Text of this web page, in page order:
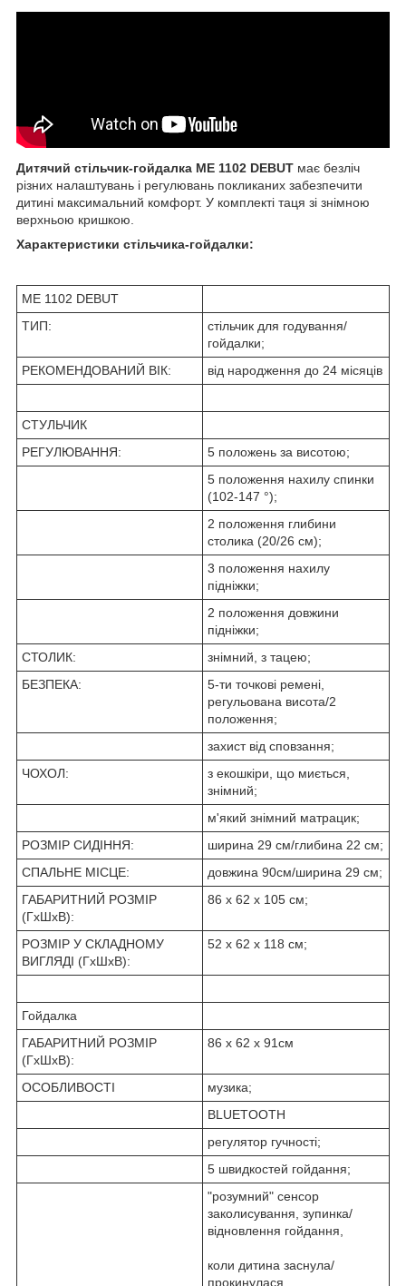
Дитячий стільчик-гойдалка ME 1102 DEBUT має безліч
різних налаштувань і регулювань покликаних забезпечити
дитині максимальний комфорт. У комплекті таця зі знімною
верхньою кришкою.
Характеристики стільчика-гойдалки:
ME 1102 DEBUT
ТИП:
стільчик для годування/
гойдалки;
РЕКОМЕНДОВАНИЙ ВІК:
від народження до 24 місяців
СТУЛЬЧИК
РЕГУЛЮВАННЯ:
5 положень за висотою;
5 положення нахилу спинки
(102-147 °);
2 положення глибини
столика (20/26 см);
3 положення нахилу
підніжки;
2 положення довжини
підніжки;
СТОЛИК:
знімний, з тацею;
БЕЗПЕКА:
5-ти точкові ремені,
регульована висота/2
положення;
захист від сповзання;
ЧОХОЛ:
з екошкіри, що миється,
знімний;
м'який знімний матрацик;
РОЗМІР СИДІННЯ:
ширина 29 см/глибина 22 см;
СПАЛЬНЕ МІСЦЕ:
довжина 90см/ширина 29 см;
ГАБАРИТНИЙ РОЗМІР
(ГхШхВ):
86 х 62 х 105 см;
РОЗМІР У СКЛАДНОМУ
ВИГЛЯДІ (ГхШхВ):
52 х 62 х 118 см;
Гойдалка
ГАБАРИТНИЙ РОЗМІР
(ГхШхВ):
86 х 62 х 91см
ОСОБЛИВОСТІ
музика;
BLUETOOTH
регулятор гучності;
5 швидкостей гойдання;
"розумний" сенсор
заколисування, зупинка/
відновлення гойдання,
коли дитина заснула/
прокинулася